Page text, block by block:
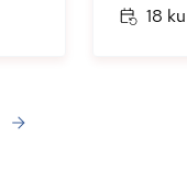
18